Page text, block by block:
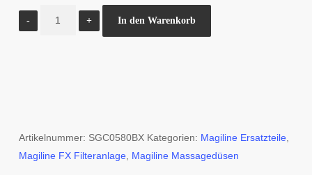
In den Warenkorb
Artikelnummer: SGC0580BX Kategorien: Magiline Ersatzteile,
Magiline FX Filteranlage, Magiline Massagedüsen